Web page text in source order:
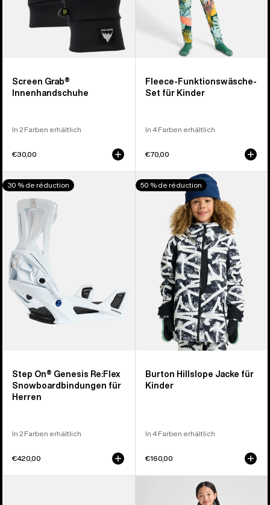
Screen Grab®
Innenhandschuhe
In 2 Farben erhältlich
€30,00
Fleece-Funktionswäsche-
Set für Kinder
In 4 Farben erhältlich
€70,00
Burton
Step
Genesis
Re:Flex
Snowboardbindung
für
Herren
30 % de réduction
Step On® Genesis Re:Flex
Snowboardbindungen für
Herren
In 2 Farben erhältlich
€420,00
Burton
Hillslope
50 % de réduction
Burton Hillslope Jacke für
Kinder
In 4 Farben erhältlich
€160,00